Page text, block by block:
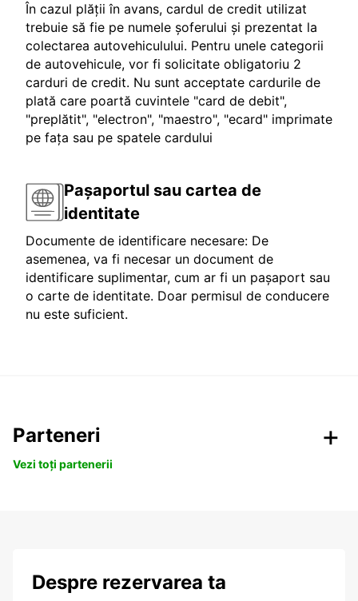
În cazul plății în avans, cardul de credit utilizat
trebuie să fie pe numele șoferului și prezentat la
colectarea autovehiculului. Pentru unele categorii
de autovehicule, vor fi solicitate obligatoriu 2
carduri de credit. Nu sunt acceptate cardurile de
plată care poartă cuvintele "card de debit",
"preplătit", "electron", "maestro", "ecard" imprimate
pe fața sau pe spatele cardului
Pașaportul sau cartea de
identitate
Documente de identificare necesare: De
asemenea, va fi necesar un document de
identificare suplimentar, cum ar fi un pașaport sau
o carte de identitate. Doar permisul de conducere
nu este suficient.
Parteneri
Vezi toți partenerii
Despre rezervarea ta